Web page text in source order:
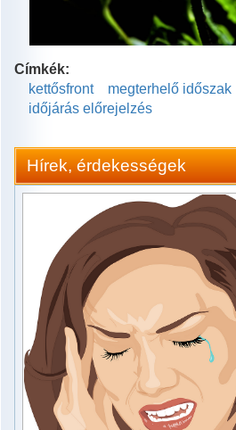
Címkék:
kettősfront
megterhelő időszak
időjárás előrejelzés
Hírek, érdekességek